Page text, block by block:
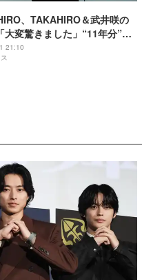
、TAKAHIRO＆武井咲の
大変驚きました」“11年分”の
＜コメント全文＞
21:10